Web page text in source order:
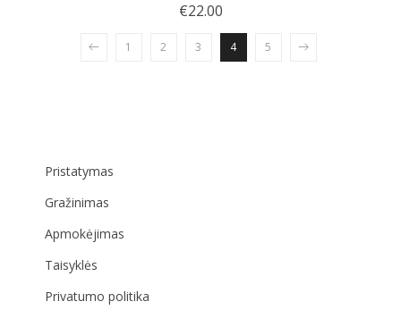
€22.00
1 2 3 4 5
Pristatymas
Gražinimas
Apmokėjimas
Taisyklės
Privatumo politika